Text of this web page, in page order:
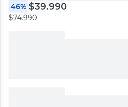
46% $39.990
$74.990